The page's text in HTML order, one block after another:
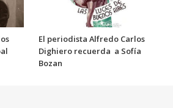
El periodista Alfredo Carlos
Dighiero recuerda a Sofía
Bozan